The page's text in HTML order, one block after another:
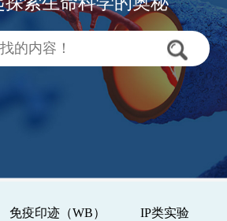
免疫印迹（WB） IP类实验